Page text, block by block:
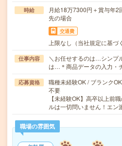
時給
月給18万7300円＋賞与年2
先の場合
交通費
上限なし（当社規定に基づ
仕事内容
＼お任せするのは…シンプ
は…＊商品データの入力・
応募資格
職種未経験OK / ブランク
不要
【未経験OK】高卒以上前
ルは一切問いません！エ
職場の雰囲気